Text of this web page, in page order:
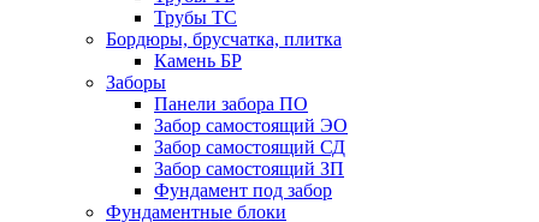
Трубы ТС
Бордюры, брусчатка, плитка
Камень БР
Заборы
Панели забора ПО
Забор самостоящий ЭО
Забор самостоящий СД
Забор самостоящий ЗП
Фyндамент под забор
Фундаментные блоки